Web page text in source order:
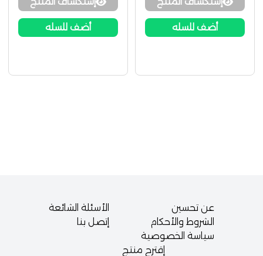
أضف للسله أضف للسله
عن تحسين
الشروط والأحكام
سياسة الخصوصية
الأسئلة الشائعة
إتصل بنا
إقترح منتج